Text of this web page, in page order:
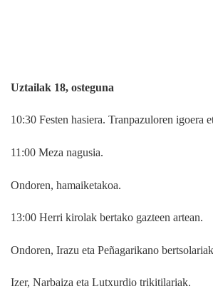
Uztailak 18, osteguna
10:30 Festen hasiera. Tranpazuloren igoera
11:00 Meza nagusia.
Ondoren, hamaiketakoa.
13:00 Herri kirolak bertako gazteen artean.
Ondoren, Irazu eta Peñagarikano
Izer, Narbaiza eta Lutxurdio trikitilariak.